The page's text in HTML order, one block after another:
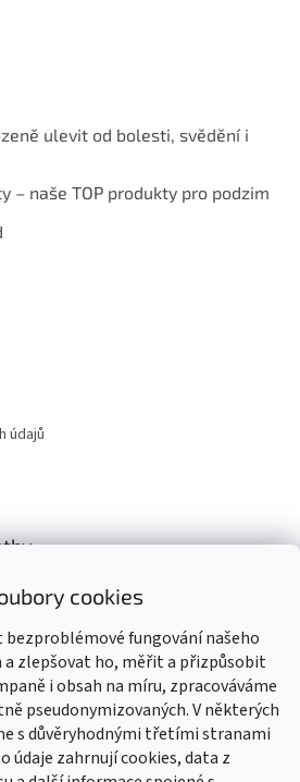
cookies
fungování našeho
zlepšovat ho, měřit a přizpůsobit
i obsah na míru, zpracováváme
pseudonymizovaných. V některých
s důvěryhodnými třetími stranami
údaje zahrnují cookies, data z
ulevit od bolesti, svědění i
– naše TOP produkty pro podzim
údajů
certifikované kontrolní organizací CZ-